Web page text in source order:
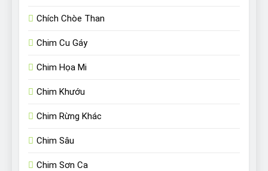
Chích Chòe Than
Chim Cu Gáy
Chim Họa Mi
Chim Khướu
Chim Rừng Khác
Chim Sâu
Chim Sơn Ca